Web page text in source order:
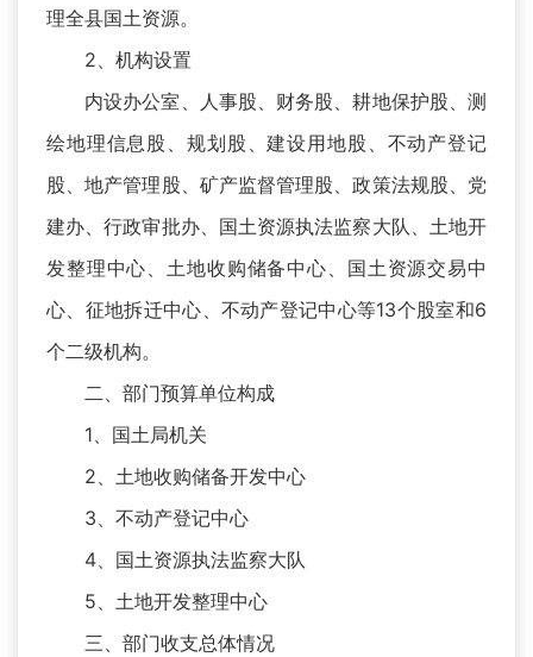
理全县国土资源。
2、机构设置
内设办公室、人事股、财务股、耕地保护股、测
绘地理信息股、规划股、建设用地股、不动产登记
股、地产管理股、矿产监督管理股、政策法规股、党
建办、行政审批办、国土资源执法监察大队、土地开
发整理中心、土地收购储备中心、国土资源交易中
心、征地拆迁中心、不动产登记中心等13个股室和6
个二级机构。
二、部门预算单位构成
1、国土局机关
2、土地收购储备开发中心
3、不动产登记中心
4、国土资源执法监察大队
5、土地开发整理中心
三、部门收支总体情况